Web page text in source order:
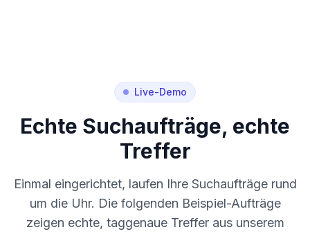
Live-Demo
Echte Suchaufträge, echte
Treffer
Einmal eingerichtet, laufen Ihre Suchaufträge rund
um die Uhr. Die folgenden Beispiel-Aufträge
zeigen echte, taggenaue Treffer aus unserem